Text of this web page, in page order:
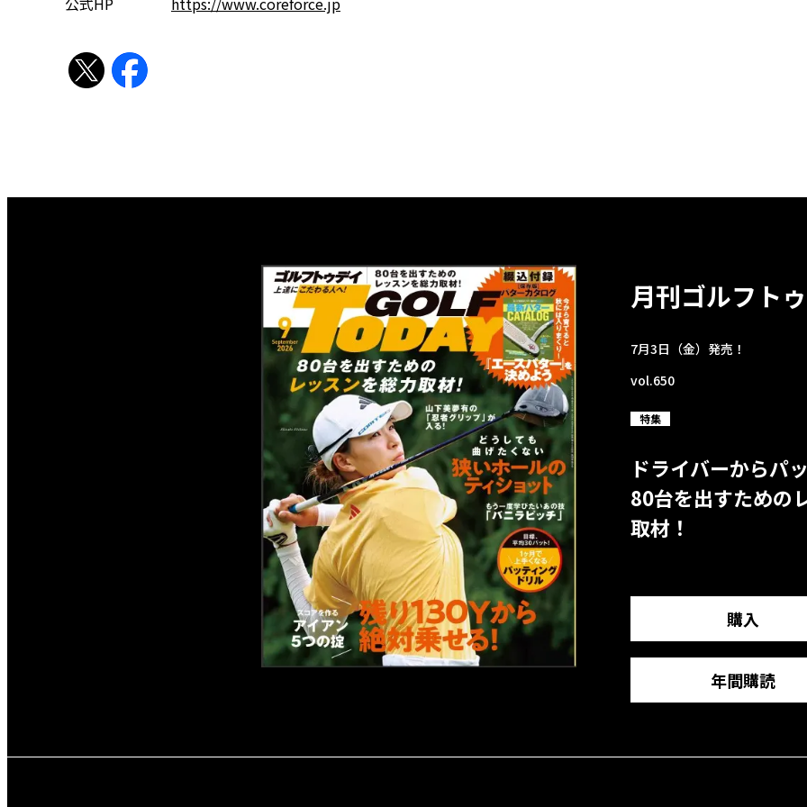
月刊ゴルフト
7月3日（金）発売！
vol.650
特集
ドライバーからパ
80台を出すための
取材！
購入
年間購読